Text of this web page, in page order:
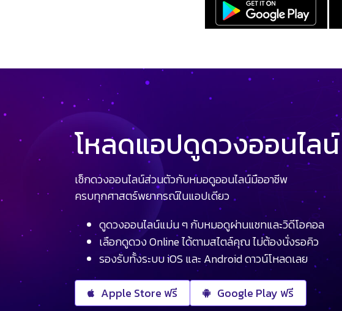
โหลดแอปดูดวงออนไล
เช็กดวงออนไลน์ส่วนตัวกับหมอดูออนไลน์มืออาชีพ
ครบทุกศาสตร์พยากรณ์ในแอปเดียว
ดูดวงออนไลน์แม่น ๆ กับหมอดูผ่านแชทและวิดีโอคอล
เลือกดูดวง Online ได้ตามสไตล์คุณ ไม่ต้องนั่งรอคิว
รองรับทั้งระบบ iOS และ Android ดาวน์โหลดเลย
Apple Store ฟรี Google Play ฟรี